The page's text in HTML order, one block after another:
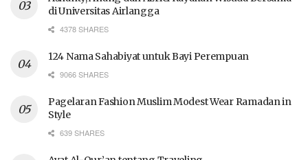
di Universitas Airlangga
4378 SHARES
124 Nama Sahabiyat untuk Bayi Perempuan
9066 SHARES
Pagelaran Fashion Muslim Modest Wear Ramadan in
Style
639 SHARES